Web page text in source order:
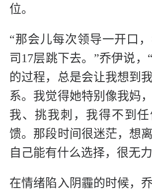
位。
“那会儿每次领导一开口
司17层跳下去。”乔伊说，
的过程，总是会让我想到
系。我觉得她特别像我妈
我、挑我刺，我得不到
馈。那段时间很迷茫，想
自己能有什么选择，很无
在情绪陷入阴霾的时候，